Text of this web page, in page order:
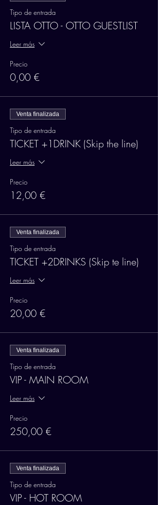
Tipo de entrada
LISTA OTTO - OTTO GUESTLIST
Leer más
Precio
0,00 €
Venta finalizada
Tipo de entrada
TICKET +1DRINK (Skip the line)
Leer más
Precio
12,00 €
Venta finalizada
Tipo de entrada
TICKET +2DRINKS (Skip te line)
Leer más
Precio
20,00 €
Venta finalizada
Tipo de entrada
VIP - MAIN ROOM
Leer más
Precio
250,00 €
Venta finalizada
Tipo de entrada
VIP - HOT ROOM